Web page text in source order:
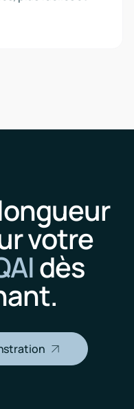
votre
dès